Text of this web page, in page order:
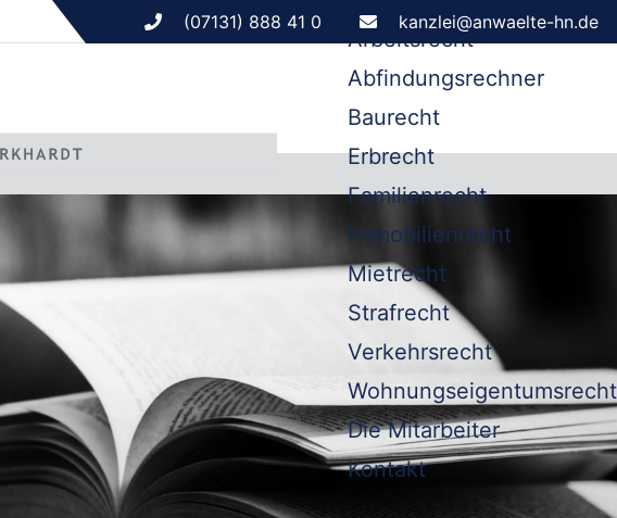
(07131) 888 41 0 kanzlei@anwaelte-hn.de
Arbeitsrecht
Abfindungsrechner
Baurecht
Erbrecht
Familienrecht
Immobilienrecht
Mietrecht
Strafrecht
Verkehrsrecht
Wohnungseigentumsrecht
Die Mitarbeiter
Kontakt